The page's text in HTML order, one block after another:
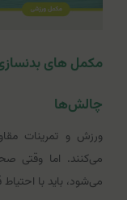
مکمل های بدنسازی
چالش‌ها
ورزش و تمرینات
می‌کنند. اما وقتی
می‌شود، باید با